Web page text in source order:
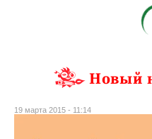
Новый
19 марта 2015 - 11:14